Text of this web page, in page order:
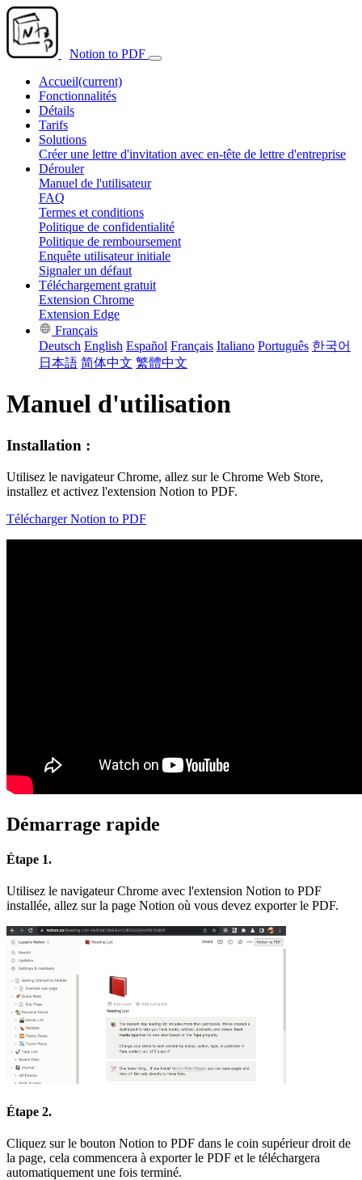
Notion to PDF
Accueil(current)
Fonctionnalités
Détails
Tarifs
Solutions
Créer une lettre d'invitation avec en-tête de lettre d'entreprise
Dérouler
Manuel de l'utilisateur
FAQ
Termes et conditions
Politique de confidentialité
Politique de remboursement
Enquête utilisateur initiale
Signaler un défaut
Téléchargement gratuit
Extension Chrome
Extension Edge
Français
Deutsch English Español Français Italiano Português 한국어
日本語 简体中文 繁體中文
Manuel d'utilisation
Installation :
Utilisez le navigateur Chrome, allez sur le Chrome Web Store,
installez et activez l'extension Notion to PDF.
Télécharger Notion to PDF
Démarrage rapide
Étape 1.
Utilisez le navigateur Chrome avec l'extension Notion to PDF
installée, allez sur la page Notion où vous devez exporter le PDF.
Étape 2.
Cliquez sur le bouton Notion to PDF dans le coin supérieur droit de
la page, cela commencera à exporter le PDF et le téléchargera
automatiquement une fois terminé.